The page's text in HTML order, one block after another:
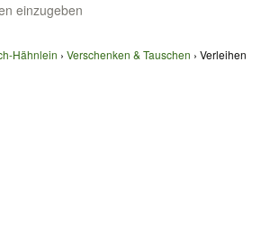
einzugeben
Hähnlein Verschenken & Tauschen Verleihen